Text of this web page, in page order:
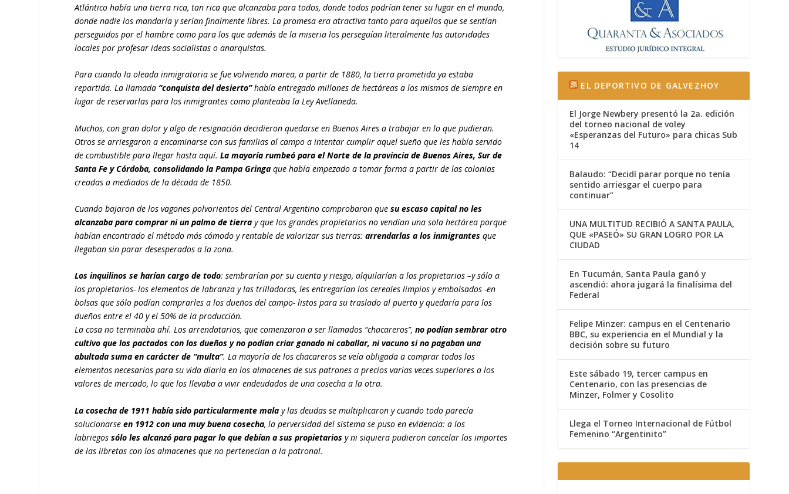
Atlántico había una tierra rica, tan rica que alcanzaba para todos, donde todos podrían tener su lugar en el mundo,
donde nadie los mandaría y serían finalmente libres. La promesa era atractiva tanto para aquellos que se sentían
perseguidos por el hambre como para los que además de la miseria los perseguían literalmente las autoridades
locales por profesar ideas socialistas o anarquistas.
Para cuando la oleada inmigratoria se fue volviendo marea, a partir de 1880, la tierra prometida ya estaba
repartida. La llamada “conquista del desierto”había entregado millones de hectáreas a los mismos de siempre en
lugar de reservarlas para los inmigrantes como planteaba la Ley Avellaneda.
Muchos, con gran dolor y algo de resignación decidieron quedarse en Buenos Aires a trabajar en lo que pudieran.
Otros se arriesgaron a encaminarse con sus familias al campo a intentar cumplir aquel sueño que les había servido
de combustible para llegar hasta aquí.La mayoría rumbeó para el Norte de la provincia de Buenos Aires, Sur de
Santa Fe y Córdoba, consolidando la Pampa Gringa que había empezado a tomar forma a partir de las colonias
creadas a mediados de la década de 1850.
Cuando bajaron de los vagones polvorientos del Central Argentino comprobaron quesu escaso capital no les
alcanzaba para comprar ni un palmo de tierra y que los grandes propietarios no vendían una sola hectárea porque
habían encontrado el método más cómodo y rentable de valorizar sus tierras:arrendarlas a los inmigrantes que
llegaban sin parar desesperados a la zona.
Los inquilinos se harían cargo de todo: sembrarían por su cuenta y riesgo, alquilarían a los propietarios –y sólo a
los propietarios- los elementos de labranza y las trilladoras, les entregarían los cereales limpios y embolsados -en
bolsas que sólo podían comprarles a los dueños del campo- listos para su traslado al puerto y quedaría para los
dueños entre el 40 y el 50% de la producción.
La cosa no terminaba ahí. Los arrendatarios, que comenzaron a ser llamados “chacareros”,no podían sembrar otro
cultivo que los pactados con los dueños y no podían criar ganado ni caballar, ni vacuno si no pagaban una
abultada suma en carácter de “multa”. La mayoría de los chacareros se veía obligada a comprar todos los
elementos necesarios para su vida diaria en los almacenes de sus patrones a precios varias veces superiores a los
valores de mercado, lo que los llevaba a vivir endeudados de una cosecha a la otra.
La cosecha de 1911 había sido particularmente mala y las deudas se multiplicaron y cuando todo parecía
solucionarse en 1912 con una muy buena cosecha, la perversidad del sistema se puso en evidencia: a los
labriegossólo les alcanzó para pagar lo que debían a sus propietarios y ni siquiera pudieron cancelar los importes
de las libretas con los almacenes que no pertenecían a la patronal.
EL DEPORTIVO DE GALVEZHOY
El Jorge Newbery presentó la 2a. edición
del torneo nacional de voley
«Esperanzas del Futuro» para chicas Sub
14
Balaudo: “Decidí parar porque no tenía
sentido arriesgar el cuerpo para
continuar”
UNA MULTITUD RECIBIÓ A SANTA PAULA,
QUE «PASEÓ» SU GRAN LOGRO POR LA
CIUDAD
En Tucumán, Santa Paula ganó y
ascendió: ahora jugará la finalísima del
Federal
Felipe Minzer: campus en el Centenario
BBC, su experiencia en el Mundial y la
decisión sobre su futuro
Este sábado 19, tercer campus en
Centenario, con las presencias de
Minzer, Folmer y Cosolito
Llega el Torneo Internacional de Fútbol
Femenino “Argentinito”